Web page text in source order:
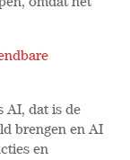
omdat het
AI, dat is de
brengen en AI
en